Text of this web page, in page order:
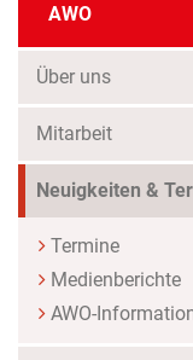
AWO
Über uns
Mitarbeit
Neuigkeiten &
Termine
Medienberichte
AWO-